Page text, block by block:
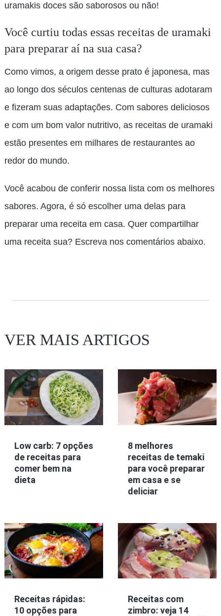
uramakis doces são saborosos ou não!
Você curtiu todas essas receitas de uramaki
para preparar aí na sua casa?
Como vimos, a origem desse prato é japonesa, mas
ao longo dos séculos centenas de culturas adotaram
e fizeram suas adaptações. Com sabores deliciosos
e com um bom valor nutritivo, as receitas de uramaki
estão presentes em milhares de restaurantes ao
redor do mundo.
Você acabou de conferir nossa lista com os melhores
sabores. Agora, é só escolher uma delas para
preparar uma receita em casa. Quer compartilhar
uma receita sua? Escreva nos comentários abaixo.
VER MAIS ARTIGOS
Low carb: 7 opções
de receitas para
comer bem na
dieta
8 melhores
receitas de temaki
para você preparar
em casa e se
deliciar
Receitas rápidas:
10 opções para
Receitas com
zimbro: veja 14